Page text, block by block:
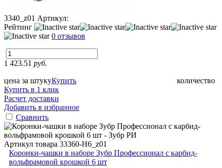
3340_z01 Артикул:
Рейтинг
0 отзывов
1 423.51 руб.
цена за штуку количество
Купить
Купить в 1 клик
Расчет доставки
Добавить в избранное
Сравнить
Артикул товара 33360-H6_z01
Коронки-чашки в наборе Зубр Профессионал с карбид-
вольфрамовой крошкой 6 шт